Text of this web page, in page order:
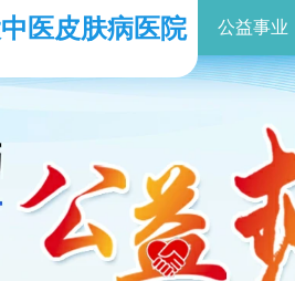
医皮肤病医院 公益事业